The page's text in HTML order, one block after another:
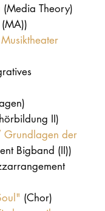
(Media Theory)
II)
Grundlagen der
Bigband (II))
(Chor)